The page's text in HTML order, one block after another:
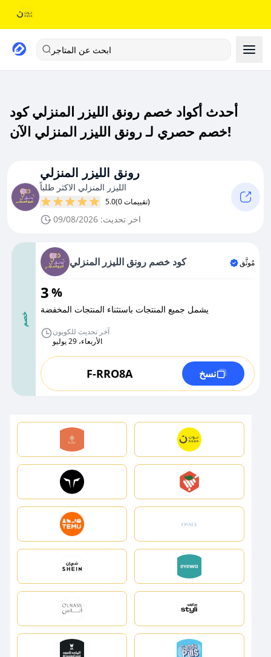
ابحث عن المتاجر
أحدث أكواد خصم رونق الليزر المنزلي كود
خصم حصري لـ رونق الليزر المنزلي الآن!
رونق الليزر المنزلي
الليزر المنزلي الاكثر طلباً
5.0 (0 تقييمات)
اخر تحديث: 09/08/2026
خصم
كود خصم رونق الليزر المنزلي مُوثَّق
3%
يشمل جميع المنتجات باستثناء المنتجات المخفضة
آخر تحديث للكوبون
الأربعاء، 29 يوليو
F-RRO8A نسخ